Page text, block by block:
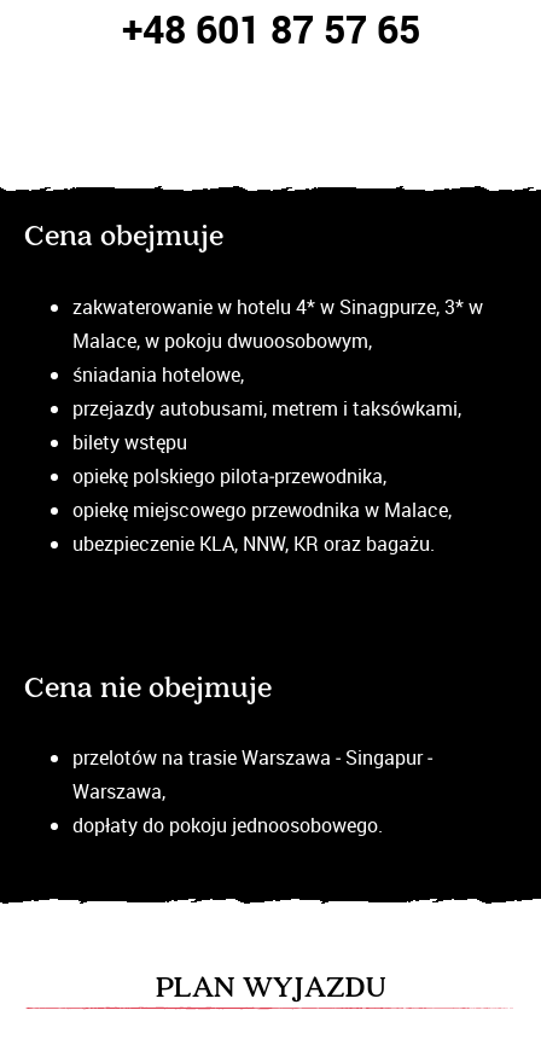
+48 601 87 57 65
Cena obejmuje
zakwaterowanie w hotelu 4* w Sinagpurze, 3* w
Malace, w pokoju dwuoosobowym,
śniadania hotelowe,
przejazdy autobusami, metrem i taksówkami,
bilety wstępu
opiekę polskiego pilota‒przewodnika,
opiekę miejscowego przewodnika w Malace,
ubezpieczenie KLA, NNW, KR oraz bagażu.
Cena nie obejmuje
przelotów na trasie Warszawa ‒ Singapur ‒
Warszawa,
dopłaty do pokoju jednoosobowego.
PLAN WYJAZDU